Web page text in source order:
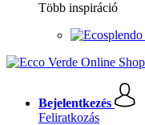
Több inspiráció
Bejelentkezés
Feliratkozás